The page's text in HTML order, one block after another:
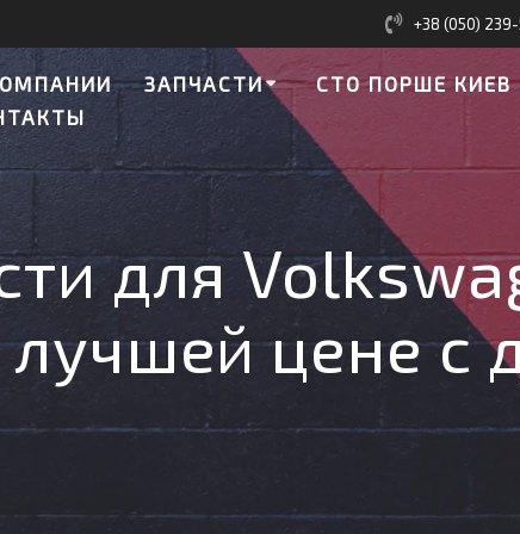
+38 (050)
ЗАПЧАСТИ СТО ПОРШЕ КИЕВ
для
цене с